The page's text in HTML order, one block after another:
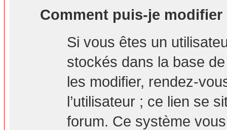
Comment puis-je modifier
Si vous êtes un
stockés dans la base
les modifier, rendez-
l’utilisateur ; ce lien se
forum. Ce système